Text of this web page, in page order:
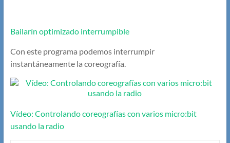
Bailarín optimizado interrumpible
Con este programa podemos interrumpir
instantáneamente la coreografía.
Vídeo: Controlando coreografías con varios micro:bit
usando la radio